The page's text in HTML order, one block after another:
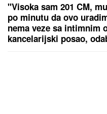
"Visoka sam 201 CM,
po minutu da ovo
nema veze sa intimnim
kancelarijski posao,